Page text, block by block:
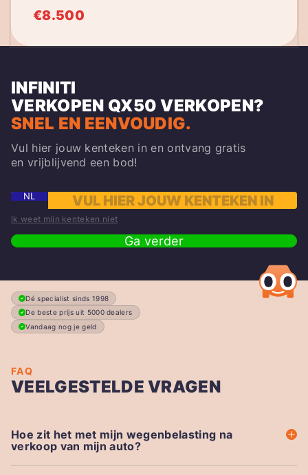
€8.500
INFINITI
VERKOPEN QX50 VERKOPEN?
SNEL EN EENVOUDIG.
Vul hier jouw kenteken in en ontvang gratis
en vrijblijvend een bod!
NL
Ik weet mijn kenteken niet
Ga verder
Dé specialist sinds 1998
De beste prijs uit 5000 dealers
Vandaag nog je geld
FAQ
VEELGESTELDE VRAGEN
Hoe zit het met mijn wegenbelasting na
verkoop van mijn auto?